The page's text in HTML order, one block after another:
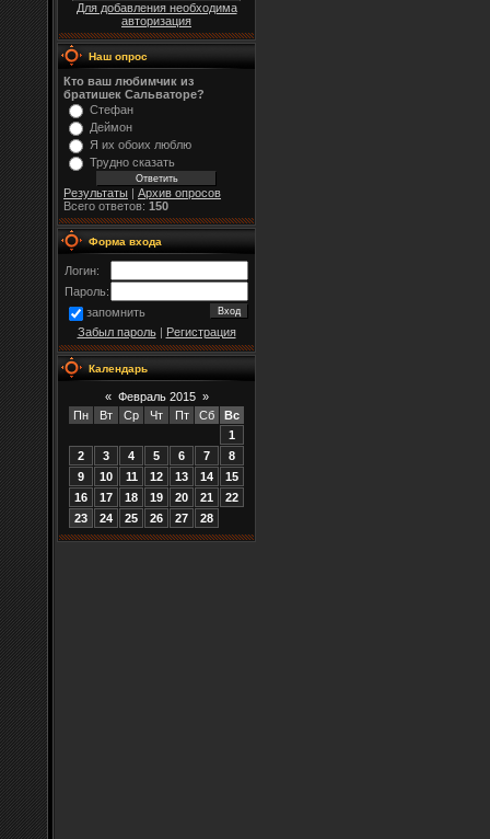
Для добавления необходима
авторизация
Наш опрос
Кто ваш любимчик из
братишек Сальваторе?
Стефан
Деймон
Я их обоих люблю
Трудно сказать
Результаты
Архив опросов
Всего ответов: 150
Форма входа
Логин:
Пароль:
запомнить
Забыл пароль| Регистрация
Календарь
« Февраль 2015 »
Пн
Вт Ср Чт Пт Сб
Вс
1
2
3 4 5 6 7
8
9
10 11 12 13 14
15
16
17 18 19 20 21
22
23
24 25 26 27 28